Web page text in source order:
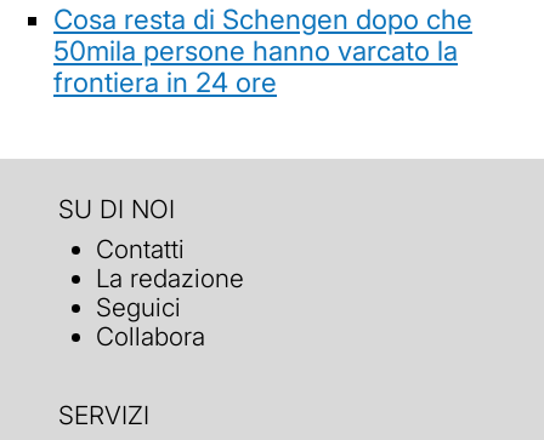
Cosa resta di Schengen dopo che
50mila persone hanno varcato la
frontiera in 24 ore
SU DI NOI
Contatti
La redazione
Seguici
Collabora
SERVIZI